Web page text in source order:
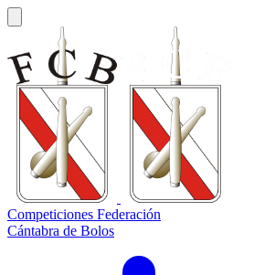
Competiciones Federación
Cántabra de Bolos